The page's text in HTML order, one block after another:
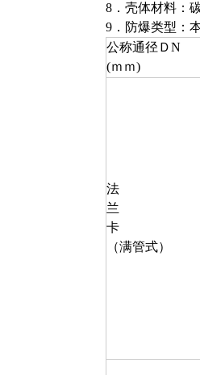
8．壳体材料：
9．防爆类型：
公称通径ＤN
(ｍｍ)
法
兰
卡
（满管式）